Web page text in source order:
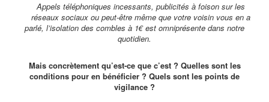
Appels téléphoniques incessants, publicités à foison sur les
réseaux sociaux ou peut-être même que votre voisin vous en a
parlé, l’isolation des combles à 1€ est omniprésente dans notre
quotidien.
Mais concrètement qu’est-ce que c’est ? Quelles sont les
conditions pour en bénéficier ? Quels sont les points de
vigilance ?